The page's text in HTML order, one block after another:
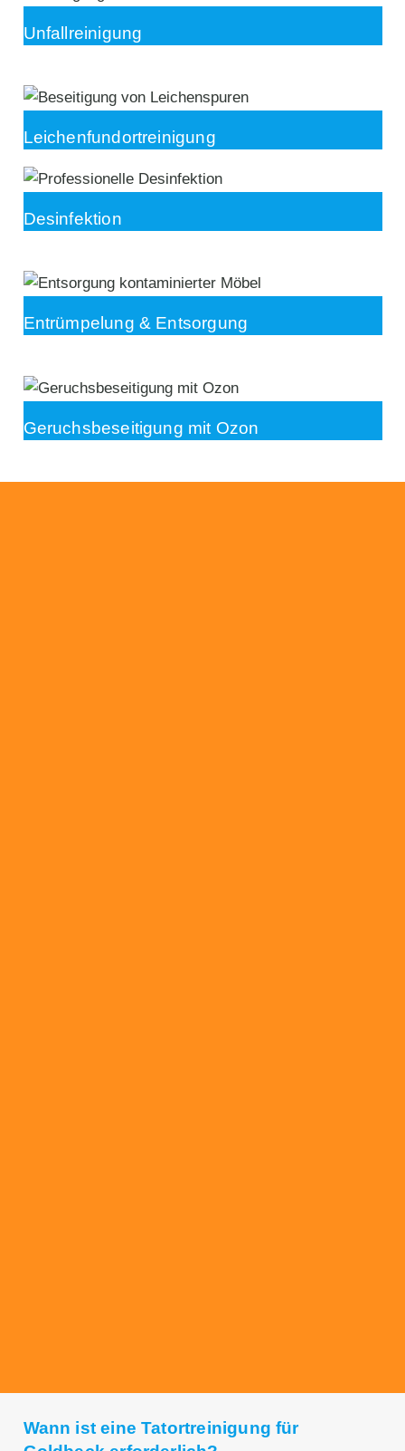
Unfallreinigung
Leichenfundortreinigung
Desinfektion
Entrümpelung & Entsorgung
Geruchsbeseitigung mit Ozon
Wann ist eine Tatortreinigung für